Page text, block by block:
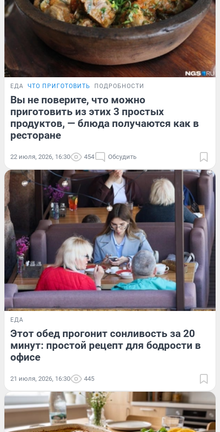
ЕДА ЧТО ПРИГОТОВИТЬ ПОДРОБНОСТИ
Вы не поверите, что можно
приготовить из этих 3 простых
продуктов, — блюда получаются как в
ресторане
22 июля, 2026, 16:30 454 Обсудить
ЕДА
Этот обед прогонит сонливость за 20
минут: простой рецепт для бодрости в
офисе
21 июля, 2026, 16:30 445